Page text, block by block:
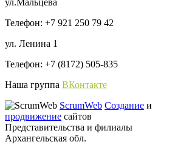
ул.Мальцева
Телефон: +7 921 250 79 42
ул. Ленина 1
Телефон: +7 (8172) 505-835
Наша группа ВКонтакте
ScrumWeb Создание и
продвижение сайтов
Представительства и филиалы
Архангельская обл.